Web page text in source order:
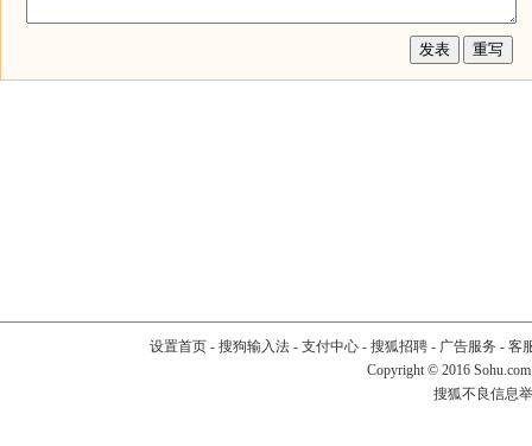
设置首页- 搜狗输入法- 支付中心- 搜狐招聘- 广告服务 - 客
Copyright © 2016
搜狐不良信息